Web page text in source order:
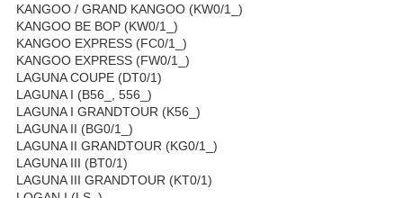
KANGOO / GRAND KANGOO (KW0/1_)
KANGOO BE BOP (KW0/1_)
KANGOO EXPRESS (FC0/1_)
KANGOO EXPRESS (FW0/1_)
LAGUNA COUPE (DT0/1)
LAGUNA I (B56_, 556_)
LAGUNA I GRANDTOUR (K56_)
LAGUNA II (BG0/1_)
LAGUNA II GRANDTOUR (KG0/1_)
LAGUNA III (BT0/1)
LAGUNA III GRANDTOUR (KT0/1)